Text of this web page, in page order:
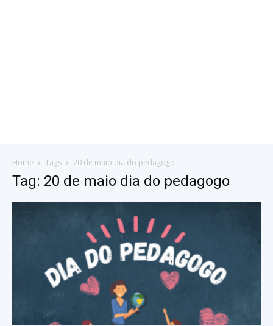
Home Tags 20 de maio dia do pedagogo
Tag: 20 de maio dia do pedagogo